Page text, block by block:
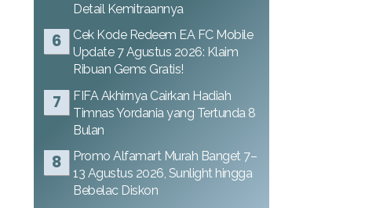
Detail Kemitraannya
Cek Kode Redeem EA FC Mobile
Update 7 Agustus 2026: Klaim
Ribuan Gems Gratis!
FIFA Akhirnya Cairkan Hadiah
Timnas Yordania yang Tertunda 8
Bulan
Promo Alfamart Murah Banget 7–
13 Agustus 2026, Sunlight hingga
Bebelac Diskon